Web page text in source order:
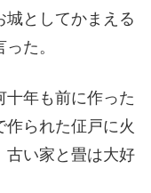
城としてかまえる
た。
十年も前に作った
作られた佂戸に火
古い家と畳は大好